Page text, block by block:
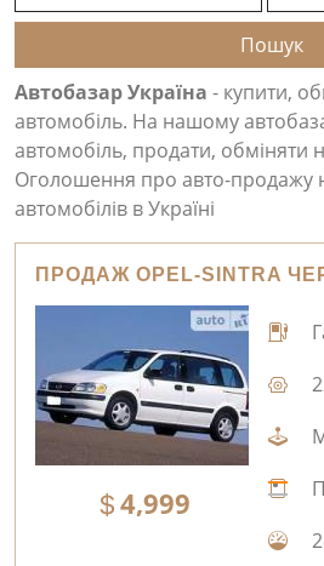
Автобазар Україна - купити,
автомобіль. На нашому
автомобіль, продати, обміняти
Оголошення про авто-продажу
автомобілів в Україні
ПРОДАЖ OPEL-SINTRA
4,999